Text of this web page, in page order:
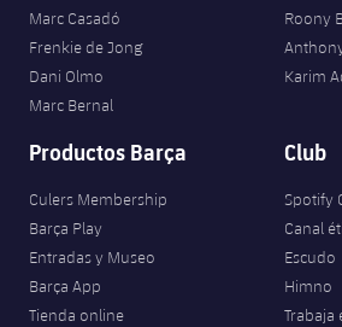
Jugadores
Calendario
Resultados
Clasificaciones
Fotos
Noticias
Voleibol masculino
Voleibol femenino
plusicon
más
Apúntate a las amateurs
Carnet de las Secciones
League of Legends
VALORANT Rising
VALORANT Game Changers
Marc Casadó
Frenkie de Jong
Dani Olmo
Marc Bernal
Roony
Karim
Productos Barça
Culers Membership
Barça Play
Entradas y Museo
Barça App
Tienda online
Club
Spotify
Canal
Escudo
Himno
Trabaja